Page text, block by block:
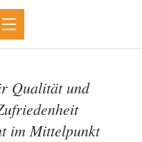
Qualität und
im Mittelpunkt